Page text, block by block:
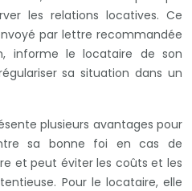
les relations locatives. Ce
par lettre recommandée
informe le locataire de son
sa situation dans un
plusieurs avantages pour
sa bonne foi en cas de
et peut éviter les coûts et les
Pour le locataire, elle